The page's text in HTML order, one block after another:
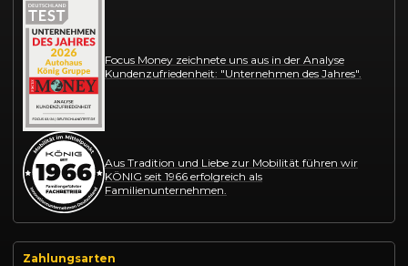
Focus Money zeichnete uns aus in der Analyse
Kundenzufriedenheit: "Unternehmen des Jahres".
Aus Tradition und Liebe zur Mobilität führen wir
KÖNIG seit 1966 erfolgreich als
Familienunternehmen.
Zahlungsarten